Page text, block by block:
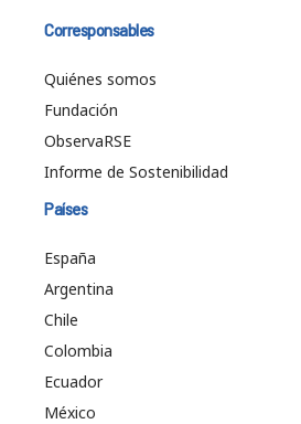
Corresponsables
Quiénes somos
Fundación
ObservaRSE
Informe de Sostenibilidad
Países
España
Argentina
Chile
Colombia
Ecuador
México